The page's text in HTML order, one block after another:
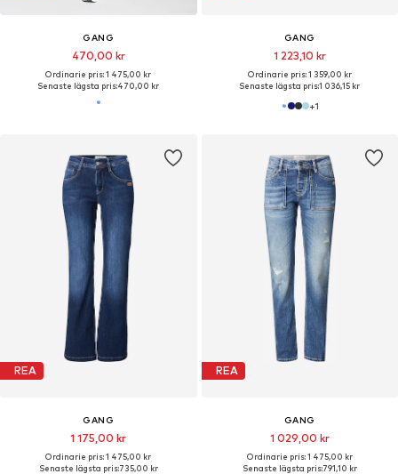
GANG
470,00 kr
Ordinarie pris: 1 475,00 kr
Senaste lägsta pris:470,00 kr
GANG
1 223,10 kr
Ordinarie pris: 1 359,00 kr
Senaste lägsta pris:1 036,15 kr
+1
REA
GANG
1 175,00 kr
Ordinarie pris: 1 475,00 kr
Senaste lägsta pris:735,00 kr
REA
GANG
1 029,00 kr
Ordinarie pris: 1 475,00 kr
Senaste lägsta pris:791,10 kr